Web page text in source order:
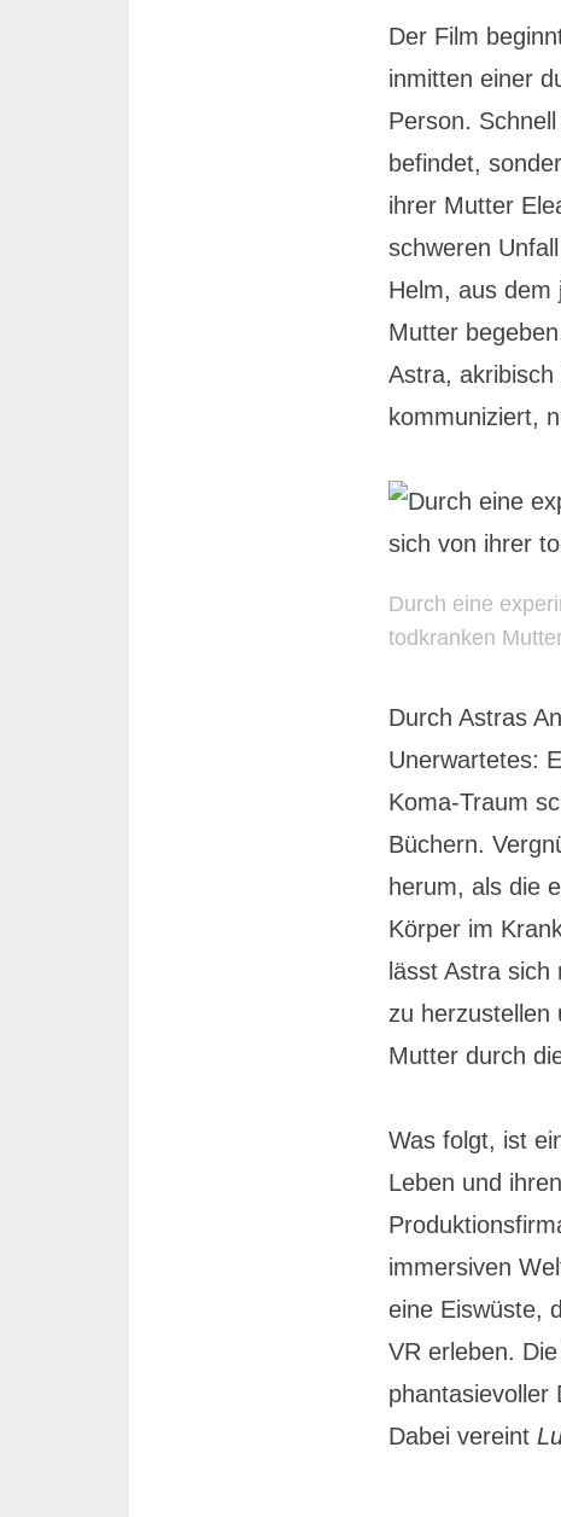
Der Film
inmitten einer
Person.
befindet,
ihrer Mutter
schweren
Helm, aus dem
Mutter
Astra,
kommuniziert,
Durch eine
todkranken
Durch Astras
Unerwartetes:
Koma-Traum
Büchern.
herum, als die
Körper im
lässt Astra
zu herzustellen
Mutter durch
Was folgt, ist
Leben und
immersiven
eine Eiswüste,
VR erleben.
phantasievoller
Dabei vereint